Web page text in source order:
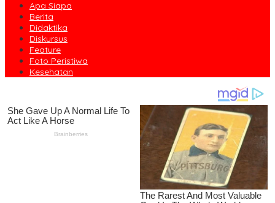
Apa Siapa
Berita
Didaktika
Diskursus
Feature
Foto Peristiwa
Kesehatan